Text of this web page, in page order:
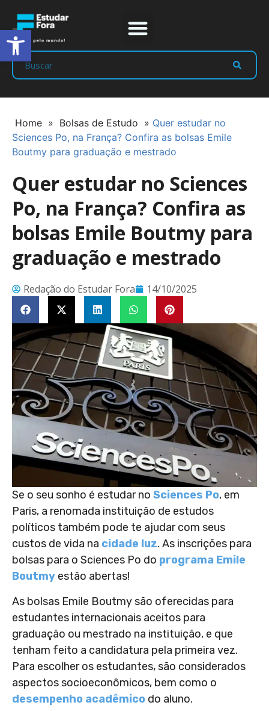
Home » Bolsas de Estudo » Quer estudar no
Sciences Po, na França? Confira as bolsas Emile
Boutmy para graduação e mestrado
Quer estudar no Sciences
Po, na França? Confira as
bolsas Emile Boutmy para
graduação e mestrado
Redação do Estudar Fora 14/10/2025
Se o seu sonho é estudar no Sciences Po, em
Paris, a renomada instituição de estudos
políticos também pode te ajudar com seus
custos de vida na cidade luz. As inscrições para
bolsas para o Sciences Po do programa Emile
Boutmy estão abertas!
As bolsas Emile Boutmy são oferecidas para
estudantes internacionais aceitos para
graduação ou mestrado na instituição, e que
tenham feito a candidatura pela primeira vez.
Para escolher os estudantes, são considerados
aspectos socioeconômicos, bem como o
desempenho acadêmico do aluno.
Abrir a barra de ferramentas